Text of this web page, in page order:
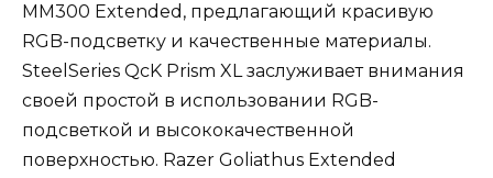
MM300 Extended, предлагающий красивую
RGB-подсветку и качественные материалы.
SteelSeries QcK Prism XL заслуживает внимания
своей простой в использовании RGB-
подсветкой и высококачественной
поверхностью. Razer Goliathus Extended